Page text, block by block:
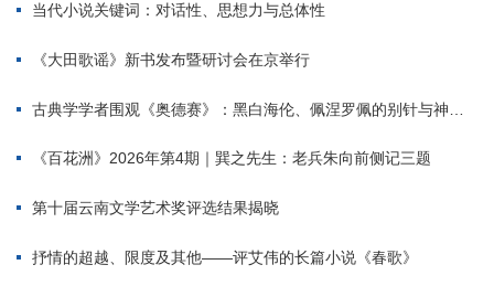
当代小说关键词：对话性、思想力与总体性
《大田歌谣》新书发布暨研讨会在京举行
古典学学者围观《奥德赛》：黑白海伦、佩涅罗佩的别针与神秘入侵者
《百花洲》2026年第4期｜巽之先生：老兵朱向前侧记三题
第十届云南文学艺术奖评选结果揭晓
抒情的超越、限度及其他——评艾伟的长篇小说《春歌》